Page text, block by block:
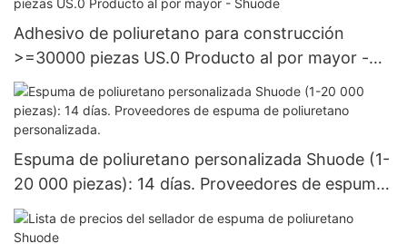
Adhesivo de poliuretano para construcción
>=30000 piezas US.0 Producto al por mayor -
Shuode
Espuma de poliuretano personalizada Shuode (1-
20 000 piezas): 14 días. Proveedores de espuma
de poliuretano personalizada.